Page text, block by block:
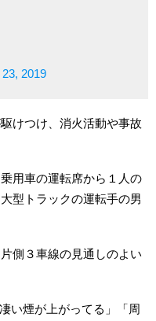
2019
けつけ、消火活動や事故
用車の運転席から１人の
型トラックの運転手の男
側３車線の見通しのよい
い煙が上がってる」「周